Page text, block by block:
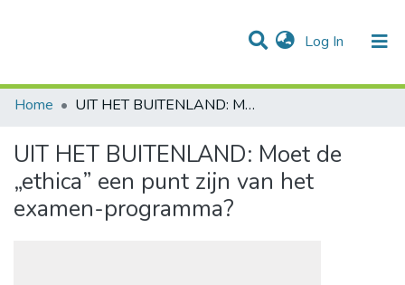
Log In (current)
Statistics
Communities & Collections
All of DSpace
Home
UIT HET BUITENLAND: Moet de „ethica” een punt zijn van het examen-programma?
UIT HET BUITENLAND: Moet de
„ethica” een punt zijn van het
examen-programma?